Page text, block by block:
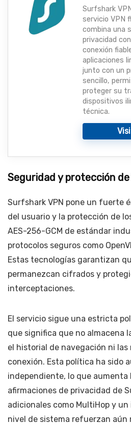
Surfshark
servicio VPN
combina una
privacidad
conexión
aplicaciones
junto con un
sencillo,
proteger su
dispositivos
técnica.
Seguridad y protección
Surfshark VPN pone un fuerte
del usuario y la protección de
AES-256-GCM de estándar
protocolos seguros como
Estas tecnologías garantizan
permanezcan cifrados y
interceptaciones.
El servicio sigue una estricta
que significa que no almacena
el historial de navegación ni las
conexión. Esta política ha sido
independiente, lo que aumenta
afirmaciones de privacidad de
adicionales como MultiHop y
nivel de sistema refuerzan aún